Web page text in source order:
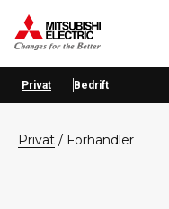
Hopp
menyen
Hopp
Hopp
Privat Bedrift
privat / Forhandler